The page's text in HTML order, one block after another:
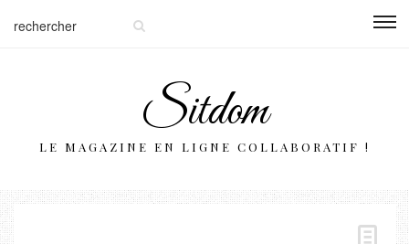
Sitdom
LE MAGAZINE EN LIGNE COLLABORATIF !